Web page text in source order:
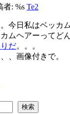
者: %s Te2
今日私はベッカ
ムヘアーってど
だ。。。
、画像付きで。
検索